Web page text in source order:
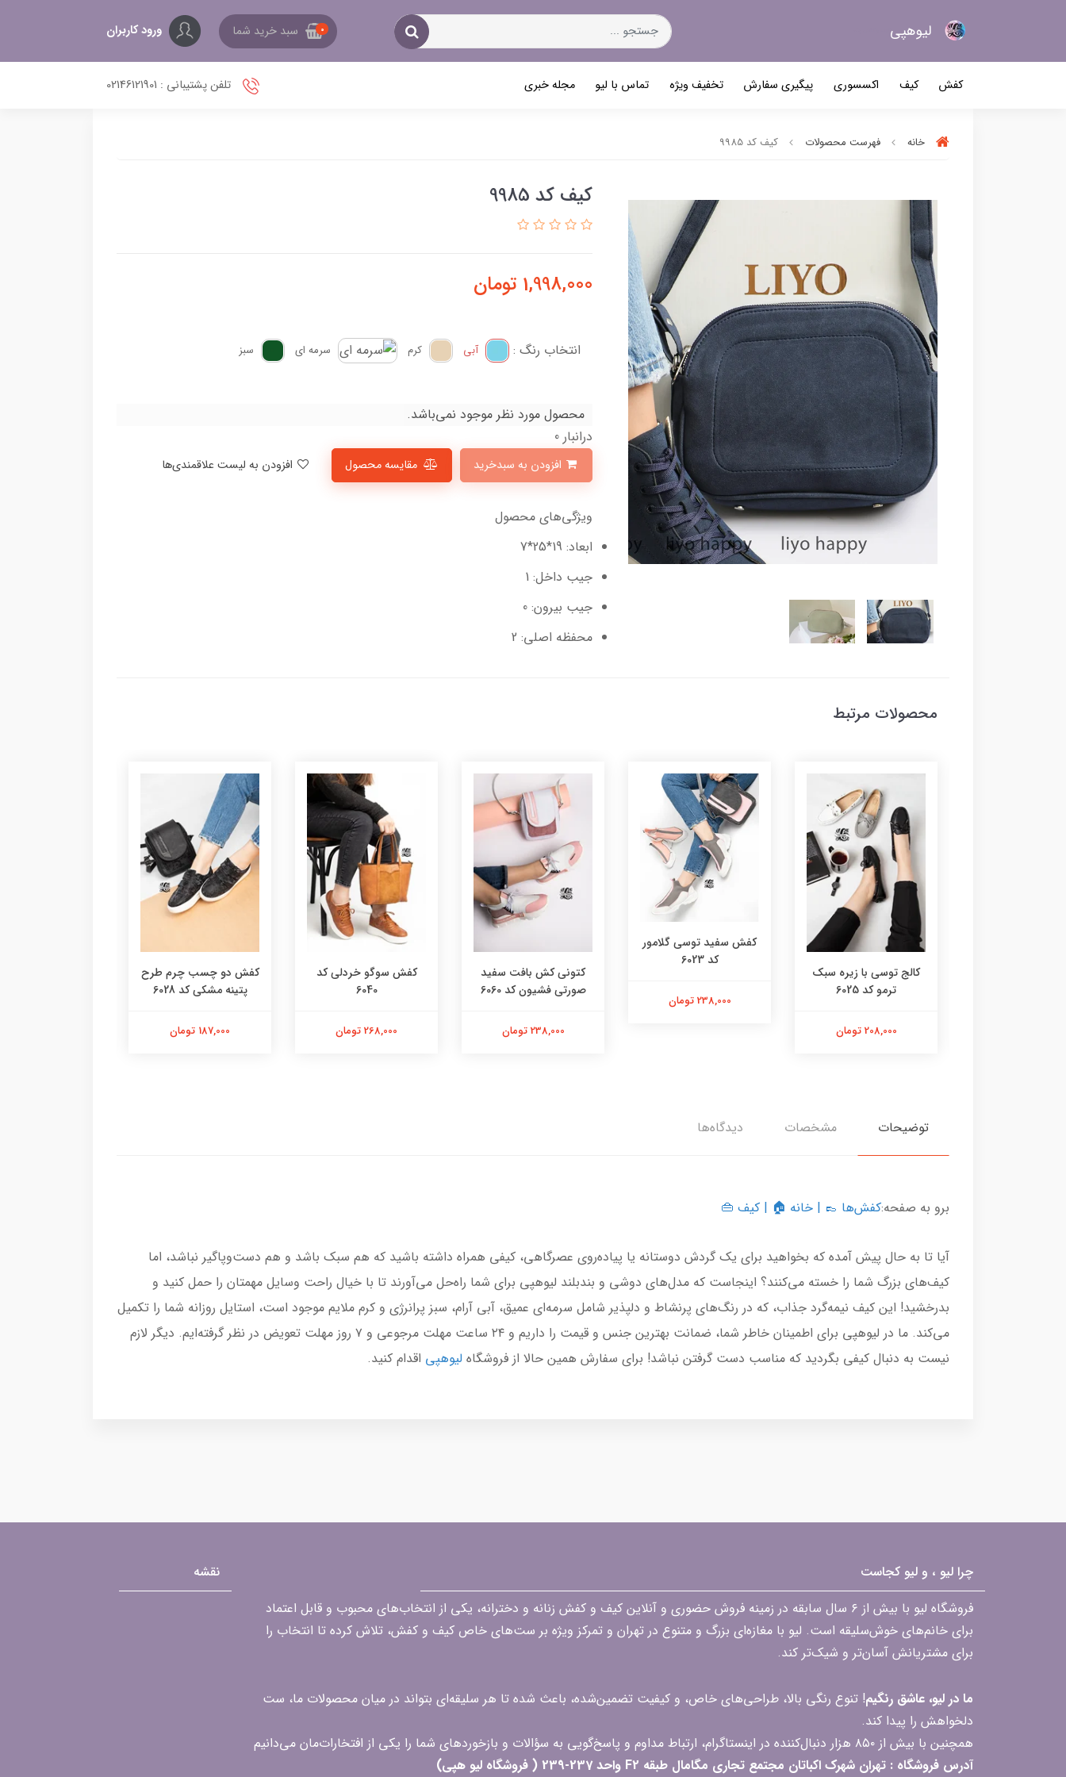
لیو‌هپی 0 سبد خرید شما ورود کاربران
کفش کیف اکسسوری پیگیری سفارش تخفیف ویژه تماس با لیو مجله خبری تلفن پشتیبانی : 02146121901
خانه فهرست محصولات کیف کد 9985
کیف کد 9985
1,998,000 تومان
انتخاب رنگ : آبی کرم سرمه ای سبز
محصول مورد نظر موجود نمی‌باشد.
درانبار 0
مقایسه محصول
ویژگی‌های محصول
ابعاد: 19*25*7
جیب داخل: 1
جیب بیرون: 0
محفظه اصلی: 2
محصولات مرتبط
کالج توسی با زیره سبک
ترمو کد 6025
208,000 تومان
کفش سفید توسی گلامور
کد 6023
238,000 تومان
کتونی کش بافت سفید
صورتی فشیون کد 6060
238,000 تومان
کفش سوگو خردلی کد
6040
268,000 تومان
کفش دو چسب چرم طرح
پتینه مشکی کد 6028
187,000 تومان
توضیحات مشخصات دیدگاه‌ها
برو به صفحه:کفش‌ها 👞 | خانه 🏠 | کیف 👜
آیا تا به حال پیش آمده که بخواهید برای یک گردش دوستانه یا پیاده‌روی عصرگاهی، کیفی همراه داشته باشید که هم سبک باشد و هم دست‌وپاگیر نباشد، اما
کیف‌های بزرگ شما را خسته می‌کنند؟ اینجاست که مدل‌های دوشی و بندبلند لیوهپی برای شما راه‌حل می‌آورند تا با خیال راحت وسایل مهمتان را حمل کنید و
بدرخشید! این کیف نیمه‌گرد جذاب، که در رنگ‌های پرنشاط و دلپذیر شامل سرمه‌ای عمیق، آبی آرام، سبز پرانرژی و کرم ملایم موجود است، استایل روزانه شما را تکمیل
می‌کند. ما در لیوهپی برای اطمینان خاطر شما، ضمانت بهترین جنس و قیمت را داریم و ۲۴ ساعت مهلت مرجوعی و ۷ روز مهلت تعویض در نظر گرفته‌ایم. دیگر لازم
نیست به دنبال کیفی بگردید که مناسب دست گرفتن نباشد! برای سفارش همین حالا از فروشگاه لیوهپی اقدام کنید.
چرا لیو ، و لیو کجاست
فروشگاه لیو با بیش از ۶ سال سابقه در زمینه فروش حضوری و آنلاین کیف و کفش زنانه و دخترانه، یکی از انتخاب‌های محبوب و قابل اعتماد
برای خانم‌های خوش‌سلیقه است. لیو با مغازه‌ای بزرگ و متنوع در تهران و تمرکز ویژه بر ست‌های خاص کیف و کفش، تلاش کرده تا انتخاب را
برای مشتریانش آسان‌تر و شیک‌تر کند.
ما در لیو، عاشق رنگیم! تنوع رنگی بالا، طراحی‌های خاص، و کیفیت تضمین‌شده، باعث شده تا هر سلیقه‌ای بتواند در میان محصولات ما، ست
دلخواهش را پیدا کند.
همچنین با بیش از ۸۵۰ هزار دنبال‌کننده در اینستاگرام، ارتباط مداوم و پاسخ‌گویی به سؤالات و بازخوردهای شما را یکی از افتخارات‌مان می‌دانیم
آدرس فروشگاه : تهران شهرک اکباتان مجتمع تجاری مگامال طبقه F2 واحد 237-239 ( فروشگاه لیو هپی)
نقشه